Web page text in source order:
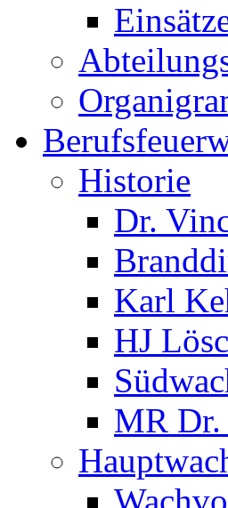
Historie
Dr.
Karl
HJ
MR